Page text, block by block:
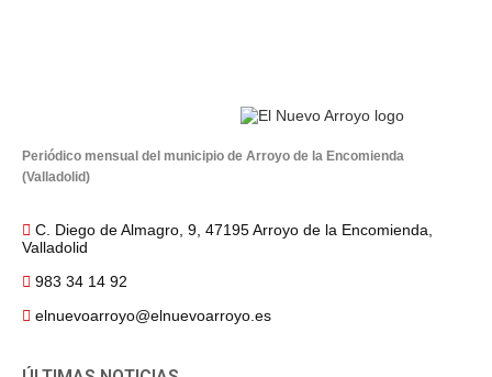
Periódico mensual del municipio de Arroyo de la Encomienda
(Valladolid)
C. Diego de Almagro, 9, 47195 Arroyo de la Encomienda,
Valladolid
983 34 14 92
elnuevoarroyo@elnuevoarroyo.es